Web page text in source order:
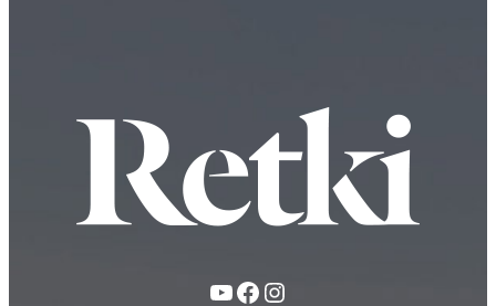
YouTube
FacebookInstagram